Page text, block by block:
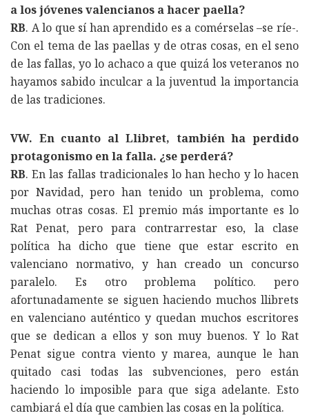
a los jóvenes valencianos a hacer paella?
RB. A lo que sí han aprendido es a comérselas –se ríe-.
Con el tema de las paellas y de otras cosas, en el seno
de las fallas, yo lo achaco a que quizá los veteranos no
hayamos sabido inculcar a la juventud la importancia
de las tradiciones.
VW. En cuanto al Llibret, también ha perdido
protagonismo en la falla. ¿se perderá?
RB. En las fallas tradicionales lo han hecho y lo hacen
por Navidad, pero han tenido un problema, como
muchas otras cosas. El premio más importante es lo
Rat Penat, pero para contrarrestar eso, la clase
política ha dicho que tiene que estar escrito en
valenciano normativo, y han creado un concurso
paralelo. Es otro problema político. pero
afortunadamente se siguen haciendo muchos llibrets
en valenciano auténtico y quedan muchos escritores
que se dedican a ellos y son muy buenos. Y lo Rat
Penat sigue contra viento y marea, aunque le han
quitado casi todas las subvenciones, pero están
haciendo lo imposible para que siga adelante. Esto
cambiará el día que cambien las cosas en la política.